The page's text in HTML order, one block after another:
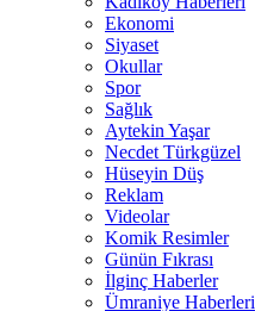
Ekonomi
Siyaset
Okullar
Spor
Sağlık
Aytekin Yaşar
Necdet Türkgüzel
Hüseyin Düş
Reklam
Videolar
Komik Resimler
Günün Fıkrası
İlginç Haberler
Ümraniye Haberleri